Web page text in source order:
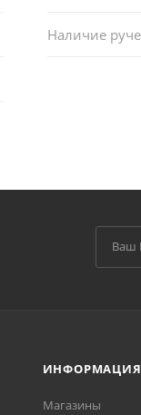
Наличие
ИНФОРМАЦИЯ
Магазины